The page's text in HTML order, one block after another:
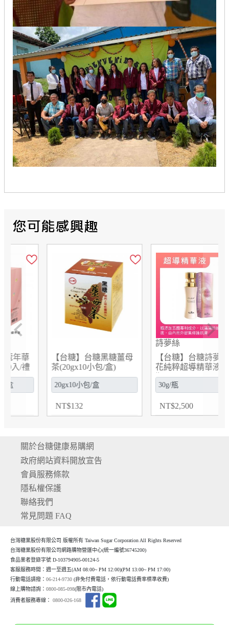
【台糖】台糖詩夢絲蘭
花純粹超導精華液(30g/
瓶)(6725)
2,500
食品優秀賞
【台糖】台糖紅豆紫米
藜麥(25gx10小包/袋)
(9925)
Previous Next
關於台糖健康易購網
政府網站資料開放宣告
會員服務條款
隱私權保護
聯絡我們
常見問題 FAQ
台灣糖業股份有限公司 版權所有 Taiwan Sugar Corporation All Rights Reserved
台灣糖業股份有限公司網路購物營運中心(統一編號36745200)
食品業者登錄字號 D-103794905-00124-5
客服服務時間：週一至週五(AM 08:00~ PM 12:00)(PM 13:00~ PM 17:00)
行動電話請撥：06-214-9730 (非免付費電話，依行動電話費率標準收費)
線上購物諮詢：0800-085-098(限市內電話)
消費者服務專線：0800-026-168